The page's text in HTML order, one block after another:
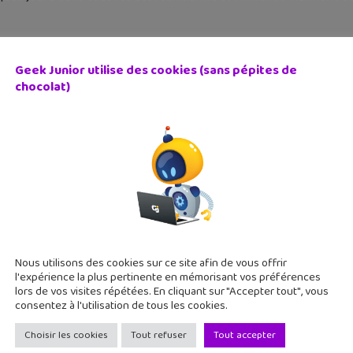
x Ninantic : Pikmin le jeu mobile en réalité augmentée
est l’alliance du créateur de Pokémon Go (Niantic) et de
augmentée. Pour l’instant on ne sait pas encore de quoi
Potter Wizards Unite disponible en France (Google
Geek Junior utilise des cookies (sans pépites de
chocolat)
Nous utilisons des cookies sur ce site afin de vous offrir
l'expérience la plus pertinente en mémorisant vos préférences
lors de vos visites répétées. En cliquant sur "Accepter tout", vous
consentez à l'utilisation de tous les cookies.
Choisir les cookies Tout refuser Tout accepter